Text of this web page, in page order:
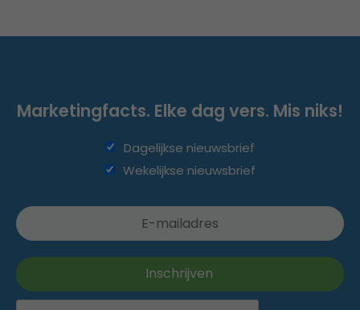
Marketingfacts. Elke dag vers. Mis niks!
Dagelijkse nieuwsbrief
Wekelijkse nieuwsbrief